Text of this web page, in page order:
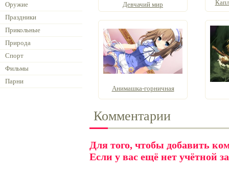
Оружие
Праздники
Прикольные
Природа
Спорт
Фильмы
Парни
Девчачий мир
Анимашка-горничная
Комментарии
Для того, чтобы добавить
Если у вас ещё нет учётной